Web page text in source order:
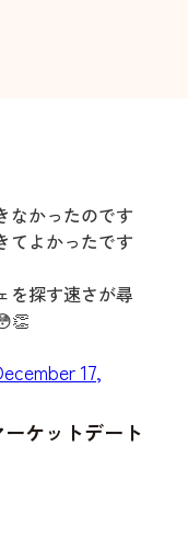
なかったのです
てよかったです
を探す速さが尋
17,
ケットデート